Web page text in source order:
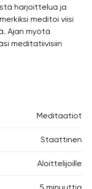
harjoittelua ja
meditoi viisi
Ajan myötä
meditatiivisiin
Meditaatiot
Staattinen
Aloittelijoille